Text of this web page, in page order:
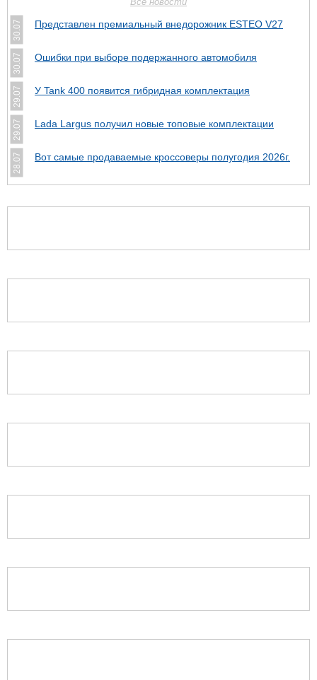
30.07 Представлен премиальный внедорожник ESTEO V27
30.07 Ошибки при выборе подержанного автомобиля
29.07 У Tank 400 появится гибридная комплектация
29.07 Lada Largus получил новые топовые комплектации
28.07 Вот самые продаваемые кроссоверы полугодия 2026г.